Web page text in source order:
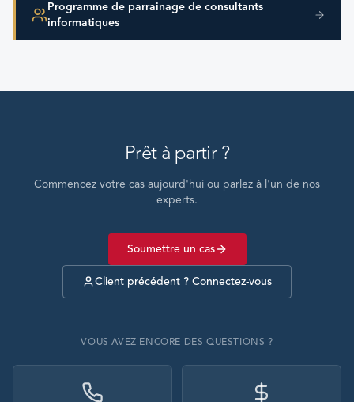
Programme de parrainage de consultants
informatiques
Prêt à partir ?
Commencez votre cas aujourd'hui ou parlez à l'un de nos
experts.
Soumettre un cas
Client précédent ? Connectez-vous
VOUS AVEZ ENCORE DES QUESTIONS ?